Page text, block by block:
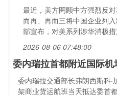
最近，美方罔顾中方强烈反
而再、再而三将中国企业列
部宣布，对美系列涉华消极
2026-08-06 07:48:00
委内瑞拉首都附近国际
委内瑞拉交通部长弗朗西斯科
架商业货运航班当天抵达委首